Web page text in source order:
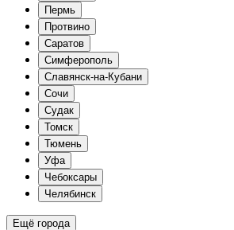
Пермь
Протвино
Саратов
Симферополь
Славянск-на-Кубани
Сочи
Судак
Томск
Тюмень
Уфа
Чебоксары
Челябинск
Ещё города